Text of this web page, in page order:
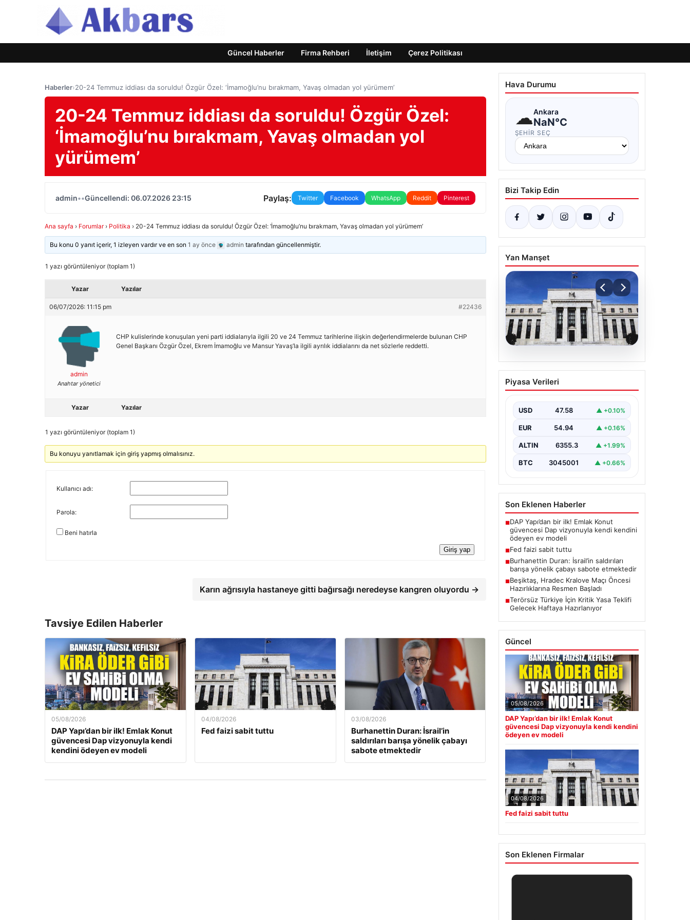
Güncel Haberler Firma Rehberi İletişim Çerez Politikası
Haberler›20-24 Temmuz iddiası da soruldu! Özgür Özel: ‘İmamoğlu’nu bırakmam, Yavaş olmadan yol yürümem’
20-24 Temmuz iddiası da soruldu! Özgür Özel:
‘İmamoğlu’nu bırakmam, Yavaş olmadan yol
yürümem’
admin••Güncellendi: 06.07.2026 23:15 Paylaş: Twitter Facebook WhatsApp Reddit Pinterest
Ana sayfa › Forumlar › Politika › 20-24 Temmuz iddiası da soruldu! Özgür Özel: ‘İmamoğlu’nu bırakmam, Yavaş olmadan yol yürümem’
Bu konu 0 yanıt içerir, 1 izleyen vardır ve en son1 ay önce admin tarafından güncellenmiştir.
1 yazı görüntüleniyor (toplam 1)
Yazar Yazılar
06/07/2026: 11:15 pm #22436
admin
Anahtar yönetici
CHP kulislerinde konuşulan yeni parti iddialarıyla ilgili 20 ve 24 Temmuz tarihlerine ilişkin değerlendirmelerde bulunan CHP
Genel Başkanı Özgür Özel, Ekrem İmamoğlu ve Mansur Yavaş’la ilgili ayrılık iddialarını da net sözlerle reddetti.
Yazar Yazılar
1 yazı görüntüleniyor (toplam 1)
Bu konuyu yanıtlamak için giriş yapmış olmalısınız.
Kullanıcı adı:
Parola:
Beni hatırla
Giriş yap
Karın ağrısıyla hastaneye gitti bağırsağı neredeyse kangren oluyordu →
Tavsiye Edilen Haberler
05/08/2026
DAP Yapı’dan bir ilk! Emlak Konut
güvencesi Dap vizyonuyla kendi
kendini ödeyen ev modeli
04/08/2026
Fed faizi sabit tuttu
03/08/2026
Burhanettin Duran: İsrail’in
saldırıları barışa yönelik çabayı
sabote etmektedir
Hava Durumu
☁Ankara
NaN°C
ŞEHIR SEÇ
Bizi Takip Edin
Yan Manşet
04.08.2026
Fed faizi sabit tuttu
Piyasa Verileri
USD 47.58 ▲ +0.10%
EUR 54.94 ▲ +0.16%
ALTIN 6355.3 ▲ +1.99%
BTC 3045001 ▲ +0.66%
Son Eklenen Haberler
■DAP Yapı’dan bir ilk! Emlak Konut
güvencesi Dap vizyonuyla kendi kendini
ödeyen ev modeli
■Fed faizi sabit tuttu
■Burhanettin Duran: İsrail’in saldırıları
barışa yönelik çabayı sabote etmektedir
■Beşiktaş, Hradec Kralove Maçı Öncesi
Hazırlıklarına Resmen Başladı
■Terörsüz Türkiye İçin Kritik Yasa Teklifi
Gelecek Haftaya Hazırlanıyor
Güncel
05/08/2026
DAP Yapı’dan bir ilk! Emlak Konut
güvencesi Dap vizyonuyla kendi kendini
ödeyen ev modeli
04/08/2026
Fed faizi sabit tuttu
Son Eklenen Firmalar